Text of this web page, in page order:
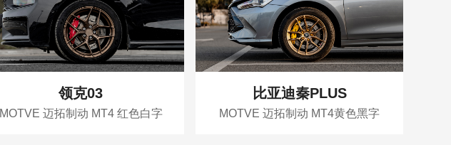
领克03
MOTVE 迈拓制动 MT4 红色白字
比亚迪秦PLUS
MOTVE 迈拓制动 MT4黄色黑字